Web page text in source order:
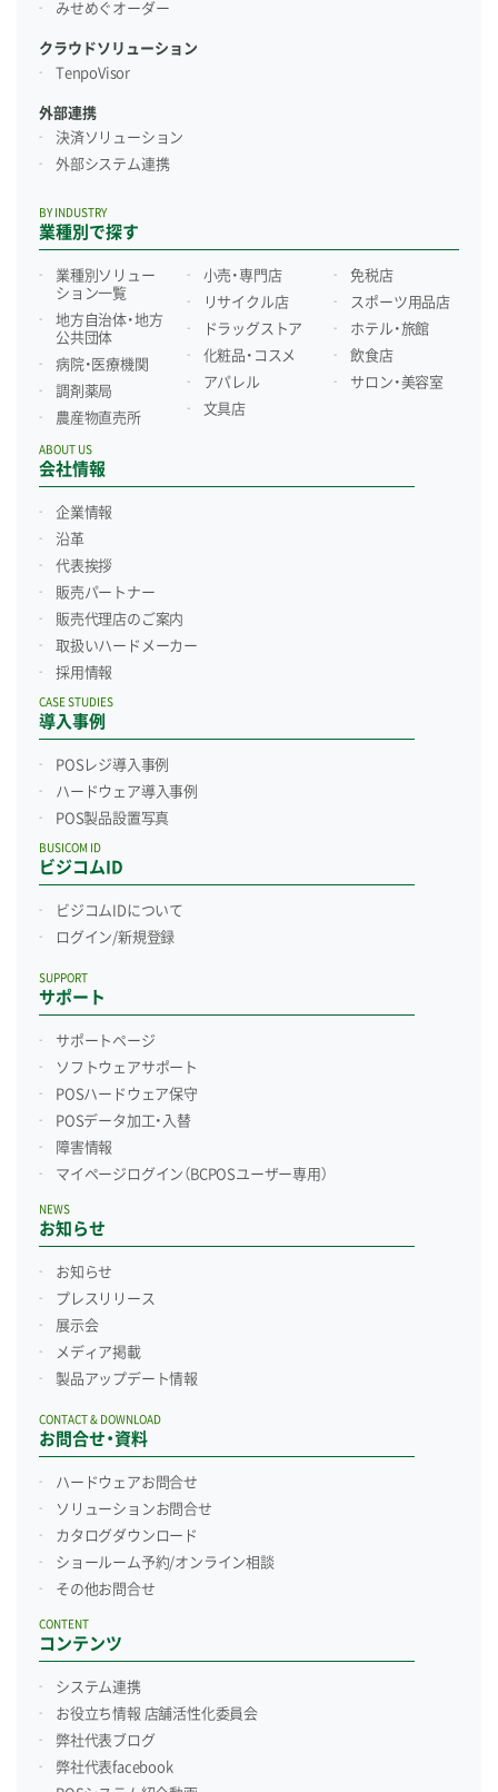
みせめぐオーダー
クラウドソリューション
TenpoVisor
外部連携
決済ソリューション
外部システム連携
業種別で探す
BY INDUSTRY
業種別ソリュー
ション一覧
地方自治体・地方
公共団体
病院・医療機関
調剤薬局
農産物直売所
小売・専門店
リサイクル店
ドラッグストア
化粧品・コスメ
アパレル
文具店
免税店
スポーツ用品店
ホテル・旅館
飲食店
サロン・美容室
会社情報
ABOUT US
企業情報
沿革
代表挨拶
販売パートナー
販売代理店のご案内
取扱いハードメーカー
採用情報
導入事例
CASE STUDIES
POSレジ導入事例
ハードウェア導入事例
POS製品設置写真
ビジコムID
BUSICOM ID
ビジコムIDについて
ログイン/新規登録
サポート
SUPPORT
サポートページ
ソフトウェアサポート
POSハードウェア保守
POSデータ加工・入替
障害情報
マイページログイン （BCPOSユーザー専用）
お知らせ
NEWS
お知らせ
プレスリリース
展示会
メディア掲載
製品アップデート情報
お問合せ・資料
CONTACT & DOWNLOAD
ハードウェアお問合せ
ソリューションお問合せ
カタログダウンロード
ショールーム予約/オンライン相談
その他お問合せ
コンテンツ
CONTENT
システム連携
お役立ち情報 店舗活性化委員会
弊社代表ブログ
弊社代表facebook